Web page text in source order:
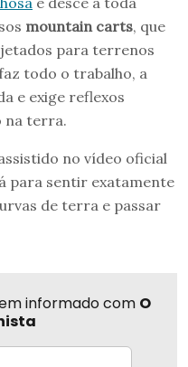
mountain carts, que
para terrenos
todo o trabalho, a
e exige reflexos
na terra.
no vídeo oficial
para sentir exatamente
de terra e passar
informado com O